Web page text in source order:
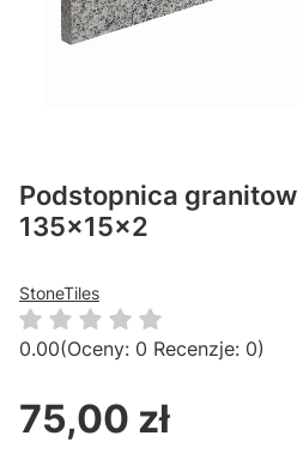
Podstopnica
135x15x2
StoneTiles
0.00(Oceny: 0 Recenzje: 0)
Cena
75,00 zł